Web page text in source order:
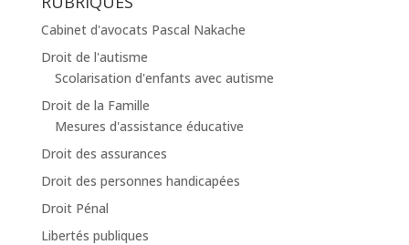
Cabinet d'avocats Pascal Nakache
Droit de l'autisme
Scolarisation d'enfants avec autisme
Droit de la Famille
Mesures d'assistance éducative
Droit des assurances
Droit des personnes handicapées
Droit Pénal
Libertés publiques